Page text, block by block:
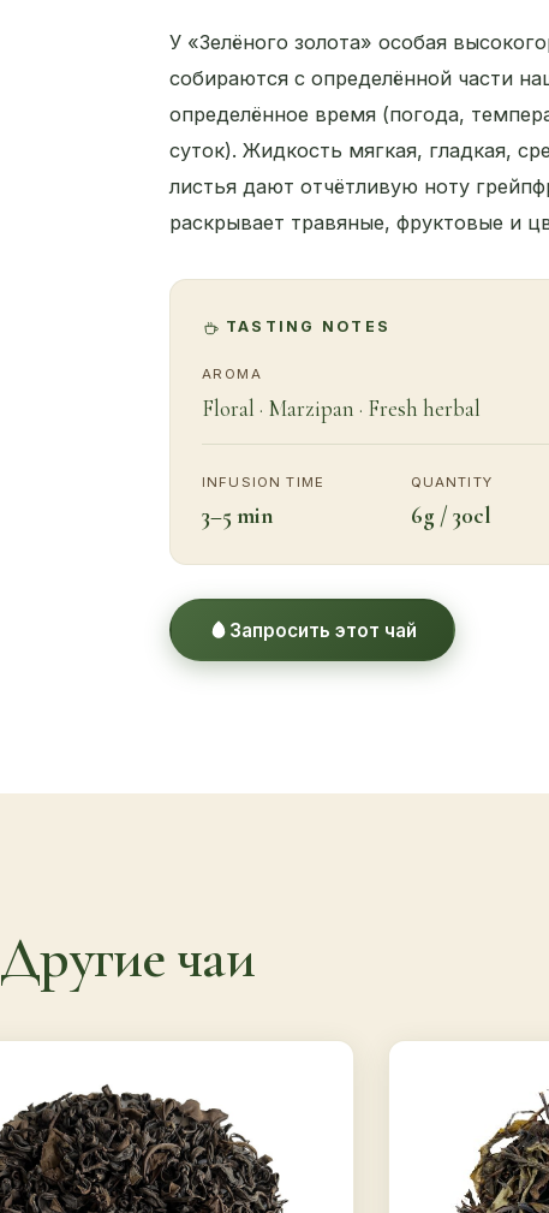
У «Зелёного золота» особая
собираются с определённой части
определённое время (погода,
суток). Жидкость мягкая, гладкая,
листья дают отчётливую ноту
раскрывает травяные, фруктовые и
TASTING NOTES
AROMA
Floral · Marzipan · Fresh herbal
INFUSION TIME
3–5 min
QUANTITY
6g / 30cl
Запросить этот чай
Другие чаи